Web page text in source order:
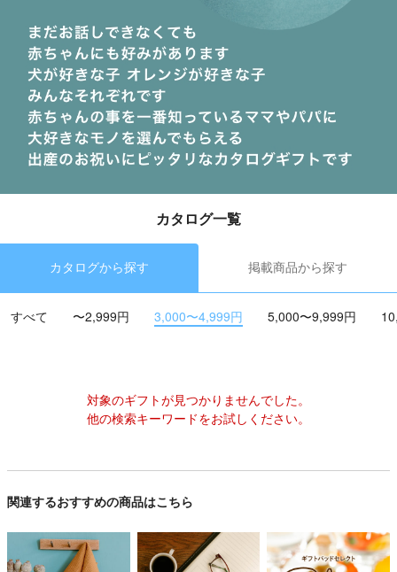
カタログ一覧
カタログから探す 掲載商品から探す
すべて 〜2,999円 3,000〜4,999円 5,000〜9,999円
対象のギフトが見つかりませんでした。
他の検索キーワードをお試しください。
関連するおすすめの商品はこちら